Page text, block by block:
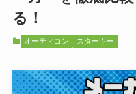
る！
オーティコン スターキー